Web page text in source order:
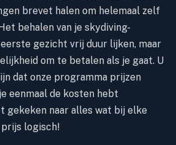
brevet halen om helemaal zelf
behalen van je skydiving-
gezicht vrij duur lijken, maar
om te betalen als je gaat. U
dat onze programma prijzen
eenmaal de kosten hebt
naar alles wat bij elke
logisch!